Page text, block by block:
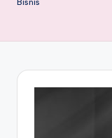
Bisnis